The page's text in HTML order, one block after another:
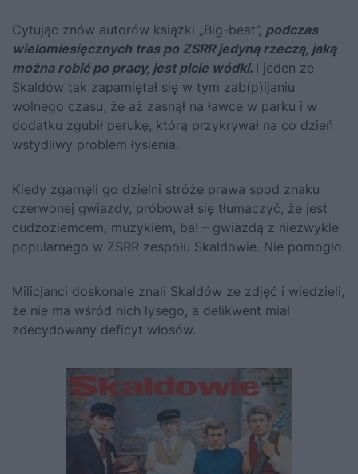
Cytując znów autorów książki „Big-beat”, podczas
wielomiesięcznych tras po ZSRR jedyną rzeczą, jaką
można robić po pracy, jest picie wódki. I jeden ze
Skaldów tak zapamiętał się w tym zab(p)ijaniu
wolnego czasu, że aż zasnął na ławce w parku i w
dodatku zgubił perukę, którą przykrywał na co dzień
wstydliwy problem łysienia.
Kiedy zgarnęli go dzielni stróże prawa spod znaku
czerwonej gwiazdy, próbował się tłumaczyć, że jest
cudzoziemcem, muzykiem, ba! – gwiazdą z niezwykle
popularnego w ZSRR zespołu Skaldowie. Nie pomogło.
Milicjanci doskonale znali Skaldów ze zdjęć i wiedzieli,
że nie ma wśród nich łysego, a delikwent miał
zdecydowany deficyt włosów.